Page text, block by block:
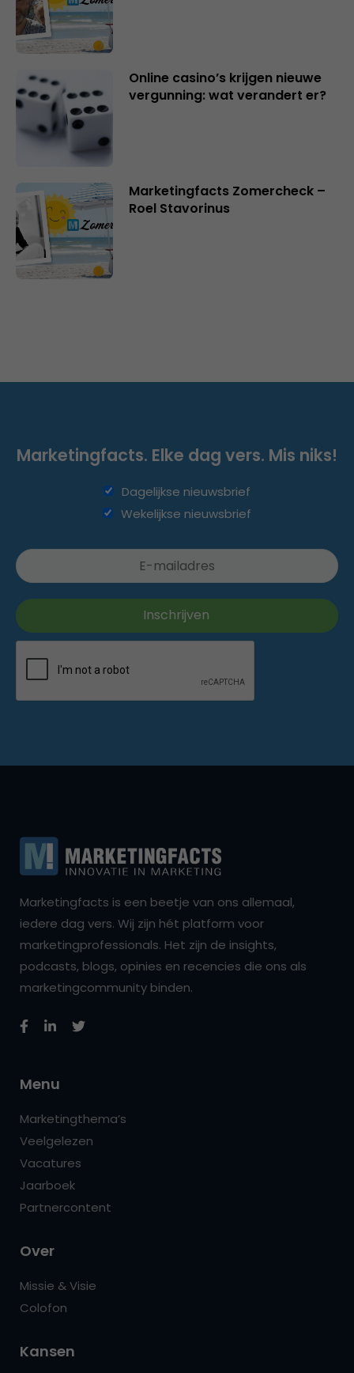
Online casino’s krijgen nieuwe
vergunning: wat verandert er?
Marketingfacts Zomercheck –
Roel Stavorinus
Marketingfacts. Elke dag vers. Mis niks!
Dagelijkse nieuwsbrief
Wekelijkse nieuwsbrief
Marketingfacts is een beetje van ons allemaal,
iedere dag vers. Wij zijn hét platform voor
marketingprofessionals. Het zijn de insights,
podcasts, blogs, opinies en recencies die ons als
marketingcommunity binden.
Menu
Marketingthema’s
Veelgelezen
Vacatures
Jaarboek
Partnercontent
Over
Missie & Visie
Colofon
Kansen